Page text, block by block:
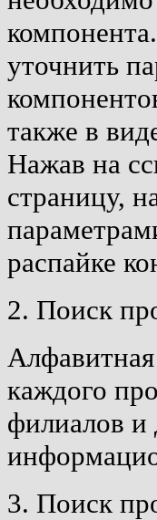
уточнить
также в
Нажав на
страницу,
распайке
2. Поиск
каждого
филиалов и
3. Поиск